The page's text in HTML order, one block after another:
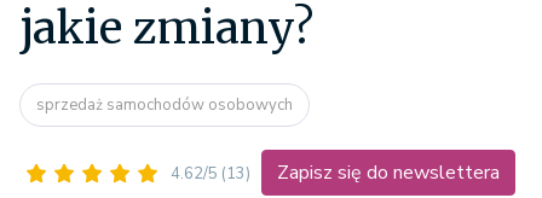
jakie zmiany?
sprzedaż samochodów osobowych
4.62/5 (13) Zapisz się do newslettera